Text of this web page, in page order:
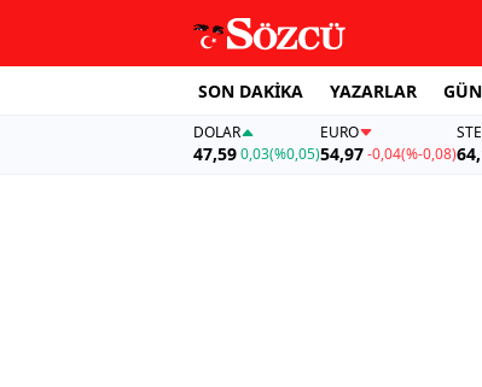
SON DAKİKA YAZARLAR
DOLAR
47,590,03(%0,05)
EURO
54,97 -0,04(%-0,08)